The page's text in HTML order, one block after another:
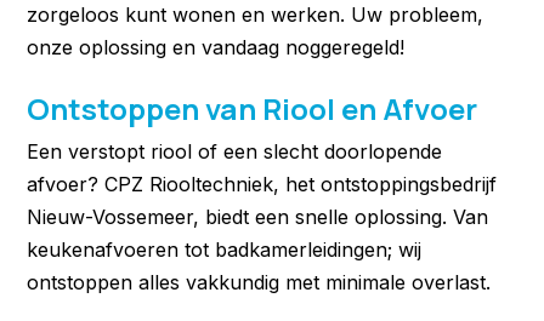
zorgeloos kunt wonen en werken. Uw probleem,
onze oplossing en vandaag noggeregeld!
Ontstoppen van Riool en Afvoer
Een verstopt riool of een slecht doorlopende
afvoer? CPZ Riooltechniek, het ontstoppingsbedrijf
Nieuw-Vossemeer, biedt een snelle oplossing. Van
keukenafvoeren tot badkamerleidingen; wij
ontstoppen alles vakkundig met minimale overlast.